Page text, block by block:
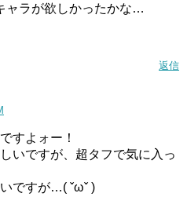
ャラが欲しかったかな…
返信
すよォー！
いですが、超タフで気に入っ
ですが…( ˇωˇ )